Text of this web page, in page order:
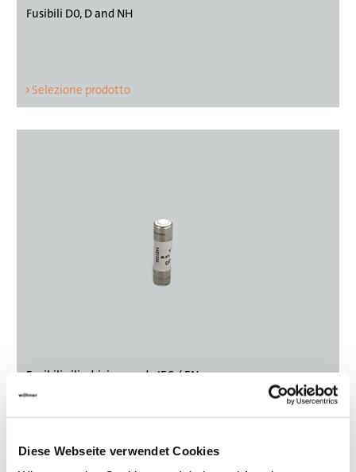
Diese Webseite verwendet Cookies
Fusibili D0, D and NH
Selezione prodotto
Fusibili cilindrici secondo IEC / EN
Selezione prodotto